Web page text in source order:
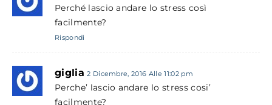
Perché lascio andare lo stress così
facilmente?
Rispondi
giglia 2 Dicembre, 2016 Alle 11:02 pm
Perche’ lascio andare lo stress cosi’
facilmente?